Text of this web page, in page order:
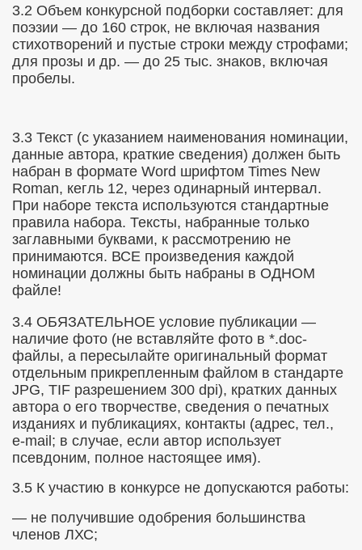
3.2 Объем конкурсной подборки составляет: для
поэзии — до 160 строк, не включая названия
стихотворений и пустые строки между строфами;
для прозы и др. — до 25 тыс. знаков, включая
пробелы.
3.3 Текст (с указанием наименования номинации,
данные автора, краткие сведения) должен быть
набран в формате Word шрифтом Times New
Roman, кегль 12, через одинарный интервал.
При наборе текста используются стандартные
правила набора. Тексты, набранные только
заглавными буквами, к рассмотрению не
принимаются. ВСЕ произведения каждой
номинации должны быть набраны в ОДНОМ
файле!
3.4 ОБЯЗАТЕЛЬНОЕ условие публикации —
наличие фото (не вставляйте фото в *.doc-
файлы, а пересылайте оригинальный формат
отдельным прикрепленным файлом в стандарте
JPG, TIF разрешением 300 dpi), кратких данных
автора о его творчестве, сведения о печатных
изданиях и публикациях, контакты (адрес, тел.,
e-mail ; в случае, если автор использует
псевдоним, полное настоящее имя).
3.5 К участию в конкурсе не допускаются работы:
— не получившие одобрения большинства
членов ЛХС;